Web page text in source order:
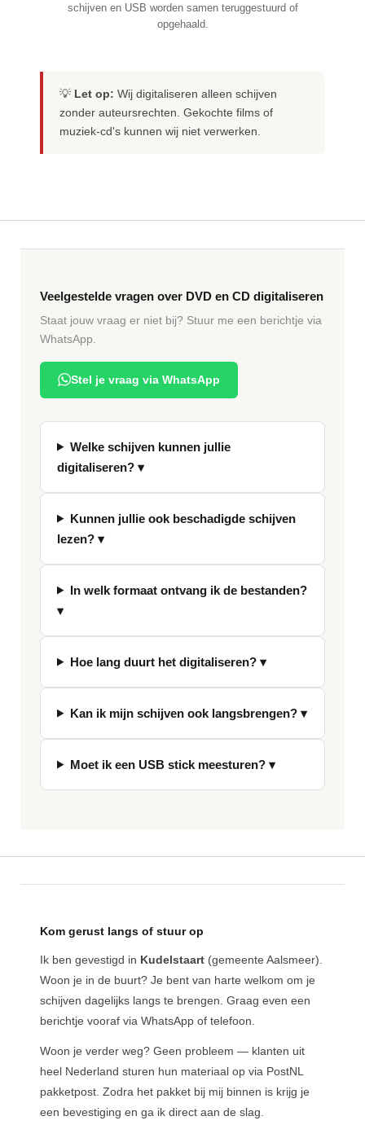
schijven en USB worden samen teruggestuurd of
opgehaald.
💡 Let op: Wij digitaliseren alleen schijven
zonder auteursrechten. Gekochte films of
muziek-cd's kunnen wij niet verwerken.
Veelgestelde vragen over DVD en CD digitaliseren
Staat jouw vraag er niet bij? Stuur me een berichtje via
WhatsApp.
Stel je vraag via WhatsApp
Welke schijven kunnen jullie
digitaliseren? ▾
Kunnen jullie ook beschadigde schijven
lezen? ▾
In welk formaat ontvang ik de bestanden?
▾
Hoe lang duurt het digitaliseren? ▾
Kan ik mijn schijven ook langsbrengen? ▾
Moet ik een USB stick meesturen? ▾
Kom gerust langs of stuur op
Ik ben gevestigd in Kudelstaart (gemeente Aalsmeer).
Woon je in de buurt? Je bent van harte welkom om je
schijven dagelijks langs te brengen. Graag even een
berichtje vooraf via WhatsApp of telefoon.
Woon je verder weg? Geen probleem — klanten uit
heel Nederland sturen hun materiaal op via PostNL
pakketpost. Zodra het pakket bij mij binnen is krijg je
een bevestiging en ga ik direct aan de slag.